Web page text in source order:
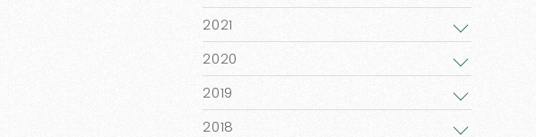
2021
2020
2019
2018